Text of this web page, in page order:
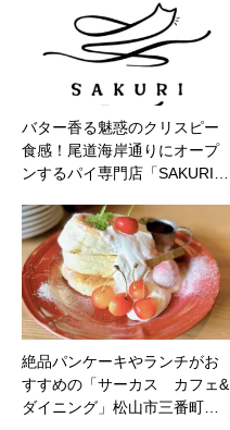
バター香る魅惑のクリスピー
食感！尾道海岸通りにオープ
ンするパイ専門店「SAKURI…
絶品パンケーキやランチがお
すすめの「サーカス カフェ&
ダイニング」松山市三番町…